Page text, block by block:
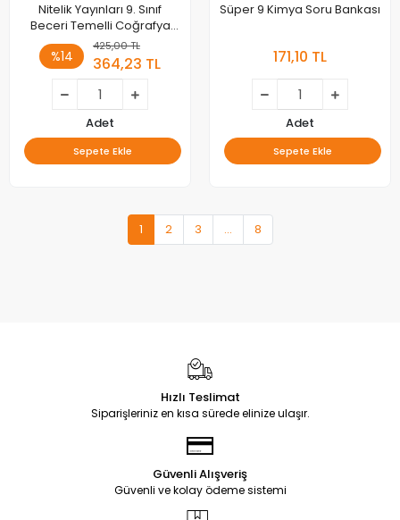
Nitelik Yayınları 9. Sınıf
Beceri Temelli Coğrafya
Soru Kitabı
%14
425,00 TL
364,23 TL
Adet
Sepete Ekle
Süper 9 Kimya Soru Bankası
171,10 TL
Adet
Sepete Ekle
1 2 3 ... 8
Hızlı Teslimat
Siparişleriniz en kısa sürede elinize ulaşır.
Güvenli Alışveriş
Güvenli ve kolay ödeme sistemi